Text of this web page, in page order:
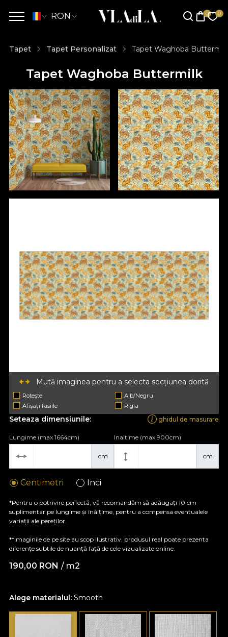
RON
Tapet Tapet Personalizat Tapet Waghoba
Tapet Waghoba Buttermilk
Mută imaginea pentru a selecta secțiunea dorită
Rotește
Alb/Negru
Afișați fasiile
Rigla
Alege materialul: Smooth
Seteaza dimensiunile: ghidul de masurare
cm
Lungime (max 1664cm)
cm
Inaltime (max 900cm)
Centimetri Inci
*Pentru o potrivire perfectă, vă recomandăm să adăugați 10 cm
suplimentar pe lungime și înălțime, pentru a compensa eventualele
variații ale pereților.
**Imaginile de pe site au scop ilustrativ, produsul real poate prezenta
diferențe subtile de nuanță față de cele vizualizate online.
190,00 RON / m2